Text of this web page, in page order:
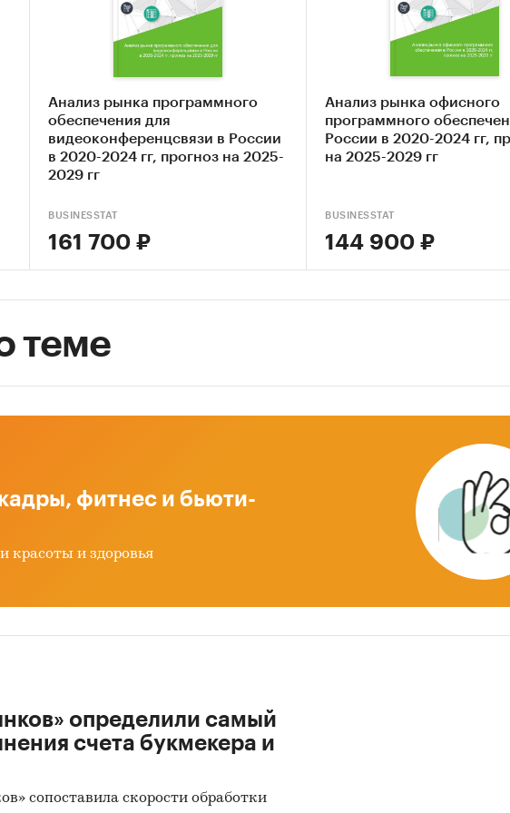
Оценка объема рынка разработки компьютерного
программного обеспечения
STEP-анализ факторов, влияющих на рынок разработки
компьютерного программного обеспечения
Описание основных конкурентов
Оценка текущих тенденций и перспектив развития
деятельности
Оценка факторов инвестиционной привлекательности
Основные блоки исследования:
Обзор российского рынка разработки компьютерного
программного обеспечения
Конкурентный анализ на рынке разработки
Анализ потребления
Оценка факторов инвестиционной привлекательности
рынка
программного обеспечения до 2030 г.
Базы данных государственных органов статистики
Данные налоговой службы РФ
Официальные интернет-порталы правовой информации
Анализ рынка программного
обеспечения для
видеоконференцсвязи в России
в 2020-2024 гг, прогноз на 2025-
2029 гг
BUSINESSTAT
161 700 ₽
Анализ рынка офисного
программного
России в 2020-2024 гг,
на 2025-2029 гг
BUSINESSTAT
144 900 ₽
теме
фитнес и бьюти-
красоты и здоровья
определили самый
счета букмекера и
сопоставила скорости обработки